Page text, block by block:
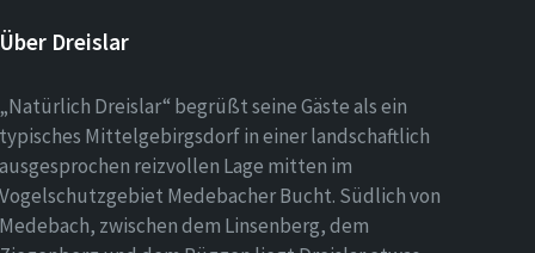
Über Dreislar
„Natürlich Dreislar“ begrüßt seine Gäste als ein
typisches Mittelgebirgsdorf in einer landschaftlich
ausgesprochen reizvollen Lage mitten im
Vogelschutzgebiet Medebacher Bucht. Südlich von
Medebach, zwischen dem Linsenberg, dem